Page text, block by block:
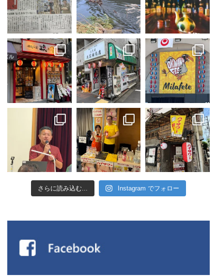
さらに読み込む... Instagram でフォロー